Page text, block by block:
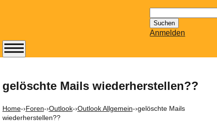
nach:
Anmelden
gelöschte Mails wiederherstellen??
Home-›Foren-›Outlook-›Outlook Allgemein-›gelöschte Mails
wiederherstellen??
Abonnieren Sie den
erscheinenden
Mailhilfe.de
kostenlos.